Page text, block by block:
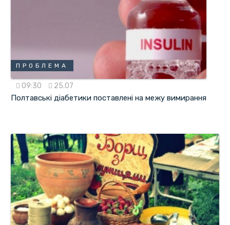
ПРОБЛЕМА
09:30 25.07
Полтавські діабетики поставлені на межу вимирання